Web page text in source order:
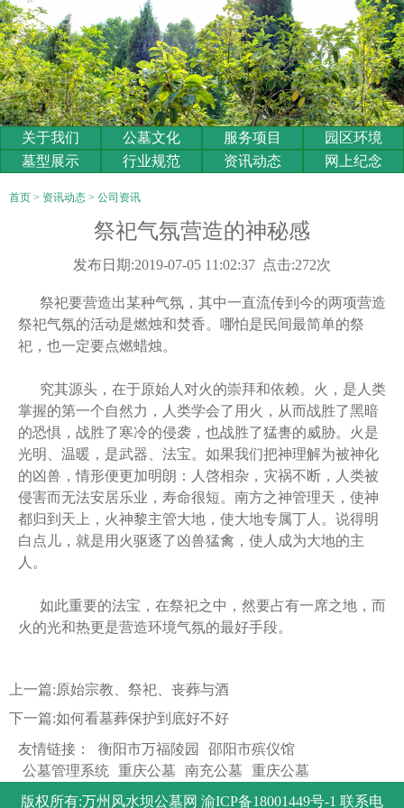
关于我们 公墓文化 服务项目
园区环境
墓型展示
行业规范 资讯动态 网上纪念
首页 > 资讯动态 > 公司资讯
祭祀气氛营造的神秘感
发布日期:2019-07-05 11:02:37 点击:272次
祭祀要营造出某种气氛，其中一直流传到今的两项营造
祭祀气氛的活动是燃烛和焚香。哪怕是民间最简单的祭
祀，也一定要点燃蜡烛。
究其源头，在于原始人对火的崇拜和依赖。火，是人类
掌握的第一个自然力，人类学会了用火，从而战胜了黑暗
的恐惧，战胜了寒冷的侵袭，也战胜了猛軎的威胁。火是
光明、温暖，是武器、法宝。如果我们把神理解为被神化
的凶兽，情形便更加明朗：人啓相杂，灾祸不断，人类被
侵害而无法安居乐业，寿命很短。南方之神管理天，使神
都归到天上，火神黎主管大地，使大地专属丁人。说得明
白点儿，就是用火驱逐了凶兽猛禽，使人成为大地的主
人。
如此重要的法宝，在祭祀之中，然要占有一席之地，而
火的光和热更是营造环境气氛的最好手段。
上一篇:原始宗教、祭祀、丧葬与酒
下一篇:如何看墓葬保护到底好不好
友情链接：
衡阳市万福陵园
邵阳市殡仪馆
公墓管理系统 重庆公墓 南充公墓
重庆公墓
版权所有:万州风水坝公墓网 渝ICP备18001449号-1 联系电